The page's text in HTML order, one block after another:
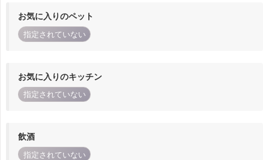
お気に入りのペット
指定されていない
お気に入りのキッチン
指定されていない
飲酒
指定されていない